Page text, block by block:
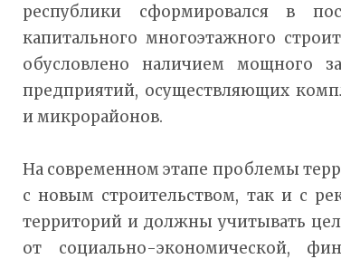
республики сформировался в
капитального многоэтажного
обусловлено наличием мощного
предприятий, осуществляющих
и микрорайонов.
На современном этапе проблемы
с новым строительством, так и с
территорий и должны учитывать
от социально-экономической,